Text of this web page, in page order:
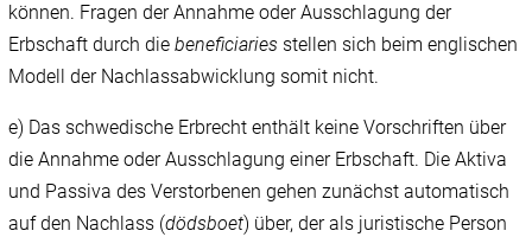
können. Fragen der Annahme oder Ausschlagung der
Erbschaft durch diebeneficiaries stellen sich beim englischen
Modell der Nachlassabwicklung somit nicht.
e) Das schwedische Erbrecht enthält keine Vorschriften über
die Annahme oder Ausschlagung einer Erbschaft. Die Aktiva
und Passiva des Verstorbenen gehen zunächst automatisch
auf den Nachlass (dödsboet) über, der als juristische Person